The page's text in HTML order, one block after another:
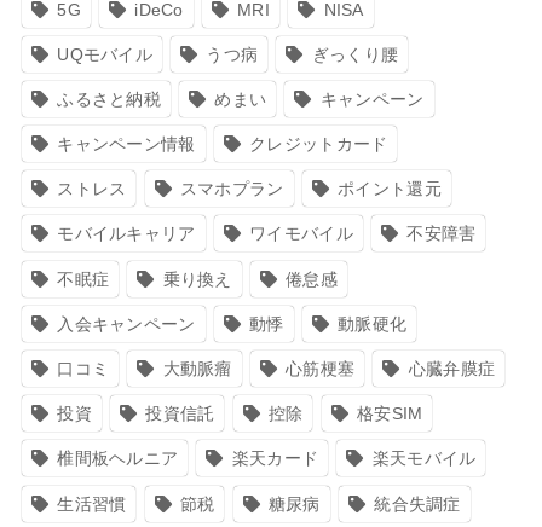
5G iDeCo MRI NISA
UQモバイル うつ病 ぎっくり腰
ふるさと納税 めまい キャンペーン
キャンペーン情報 クレジットカード
ストレス スマホプラン ポイント還元
モバイルキャリア ワイモバイル 不安障害
不眠症 乗り換え 倦怠感
入会キャンペーン 動悸 動脈硬化
口コミ 大動脈瘤 心筋梗塞 心臓弁膜症
投資 投資信託 控除 格安SIM
椎間板ヘルニア 楽天カード 楽天モバイル
生活習慣 節税 糖尿病 統合失調症